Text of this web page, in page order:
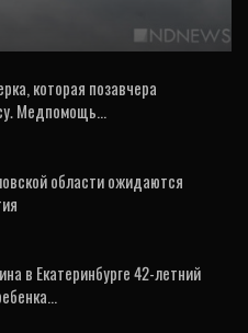
которая позавчера
Медпомощь…
области ожидаются
в Екатеринбурге 42-летний